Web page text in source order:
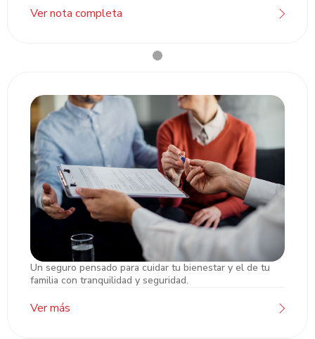
Ver nota completa
Seguro de Vida Atlántida
Un seguro pensado para cuidar tu bienestar y el de tu
familia con tranquilidad y seguridad.
Ver más